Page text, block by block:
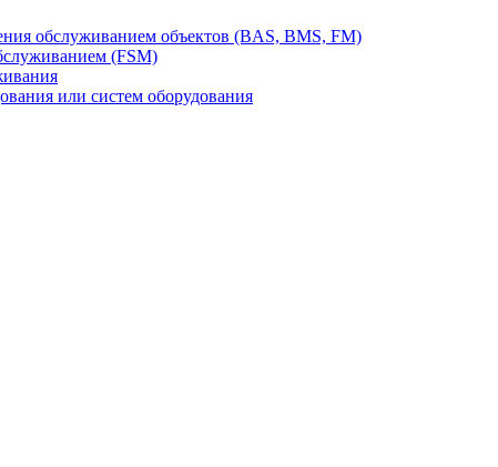
обслуживанием объектов (BAS, BMS, FM)
(FSM)
или систем оборудования